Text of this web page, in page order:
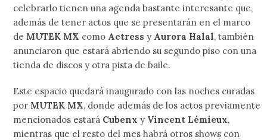
celebrarlo tienen una agenda bastante interesante que,
además de tener actos que se presentarán en el marco
de MUTEK MX como Actress y Aurora Halal, también
anunciaron que estará abriendo su segundo piso con una
tienda de discos y otra pista de baile.
Este espacio quedará inaugurado con las noches curadas
por MUTEK MX, donde además de los actos previamente
mencionados estará Cubenx y Vincent Lémieux,
mientras que el resto del mes habrá otros shows con